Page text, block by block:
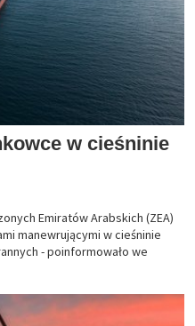
w cieśninie
Emiratów Arabskich (ZEA)
manewrującymi w cieśninie
- poinformowało we